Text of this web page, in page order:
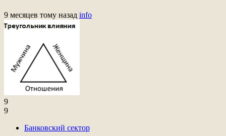
9 месяцев тому назад info
9
9
Банковский сектор